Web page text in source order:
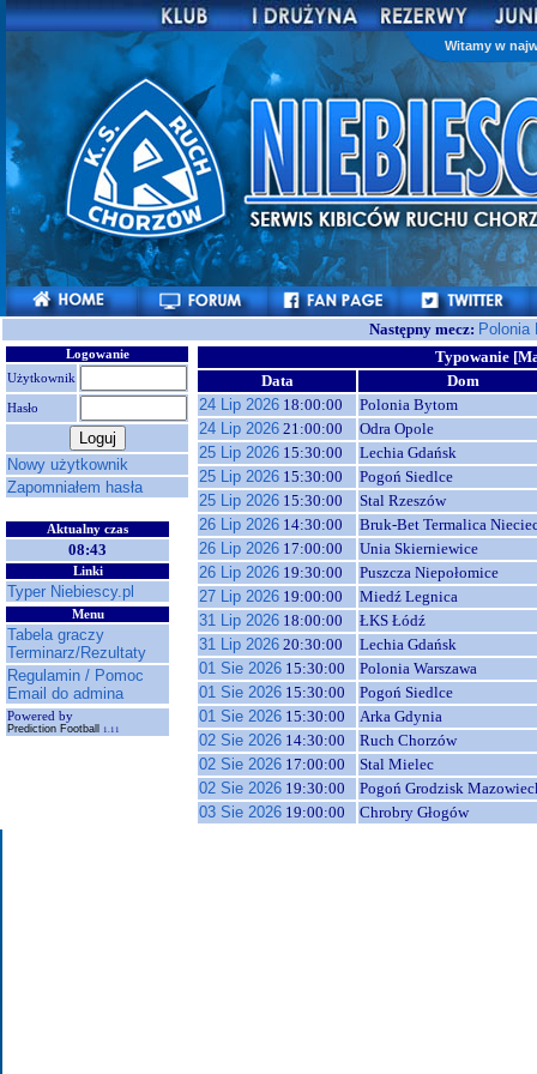
Witamy w
Następny mecz:
Logowanie
Użytkownik
Hasło
Nowy użytkownik
Zapomniałem hasła
Aktualny czas
08:43
Linki
Typer Niebiescy.pl
Menu
Tabela graczy
Terminarz/Rezultaty
Regulamin / Pomoc
Email do admina
Powered by
Prediction Football 1.11
Typowanie
Data
Dom
24 Lip 2026 18:00:00
Polonia Bytom
24 Lip 2026 21:00:00
Odra Opole
25 Lip 2026 15:30:00
Lechia Gdańsk
25 Lip 2026 15:30:00
Pogoń Siedlce
25 Lip 2026 15:30:00
Stal Rzeszów
26 Lip 2026 14:30:00
Bruk-Bet Termalica
26 Lip 2026 17:00:00
Unia Skierniewice
26 Lip 2026 19:30:00
Puszcza Niepołomice
27 Lip 2026 19:00:00
Miedź Legnica
31 Lip 2026 18:00:00
ŁKS Łódź
31 Lip 2026 20:30:00
Lechia Gdańsk
01 Sie 2026 15:30:00
Polonia Warszawa
01 Sie 2026 15:30:00
Pogoń Siedlce
01 Sie 2026 15:30:00
Arka Gdynia
02 Sie 2026 14:30:00
Ruch Chorzów
02 Sie 2026 17:00:00
Stal Mielec
02 Sie 2026 19:30:00
Pogoń Grodzisk
03 Sie 2026 19:00:00 Chrobry Głogów